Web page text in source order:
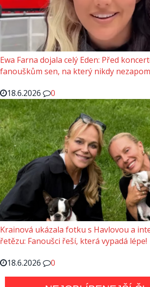
Ewa Farna dojala celý Eden: Před
fanouškům sen, na který nikdy
18.6.2026
0
Krainová ukázala fotku s Havlovou a
řetězu: Fanoušci řeší, která vypadá lépe!
18.6.2026
0